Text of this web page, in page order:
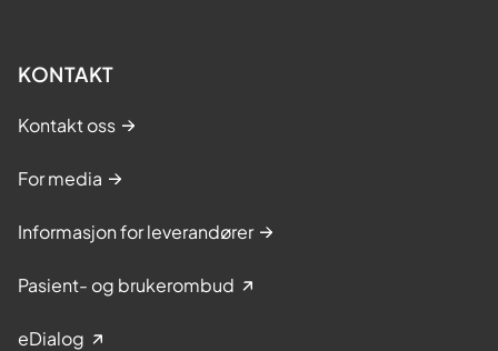
KONTAKT
Kontakt oss
For media
Informasjon for leverandører
Pasient- og brukerombud
eDialog